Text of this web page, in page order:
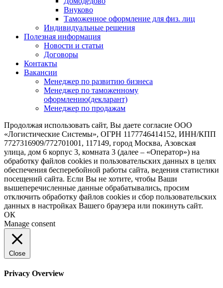
Внуково
Таможенное оформление для физ. лиц
Индивидуальные решения
Полезная информация
Новости и статьи
Договоры
Контакты
Вакансии
Менеджер по развитию бизнеса
Менеджер по таможенному
оформлению(декларант)
Менеджер по продажам
Продолжая использовать сайт, Вы даете согласие ООО
«Логистические Системы», ОГРН 1177746414152, ИНН/КПП
7727316909/772701001, 117149, город Москва, Азовская
улица, дом 6 корпус 3, комната 3 (далее – «Оператор») на
обработку файлов cookies и пользовательских данных в целях
обеспечения бесперебойной работы сайта, ведения статистики
посещений сайта. Если Вы не хотите, чтобы Ваши
вышеперечисленные данные обрабатывались, просим
отключить обработку файлов cookies и сбор пользовательских
данных в настройках Вашего браузера или покинуть сайт.
ОК
Manage consent
Close
Privacy Overview